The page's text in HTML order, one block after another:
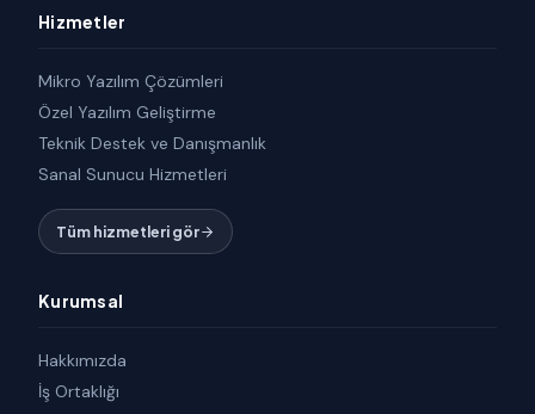
Hizmetler
Mikro Yazılım Çözümleri
Özel Yazılım Geliştirme
Teknik Destek ve Danışmanlık
Sanal Sunucu Hizmetleri
Tüm hizmetleri gör
Kurumsal
Hakkımızda
İş Ortaklığı